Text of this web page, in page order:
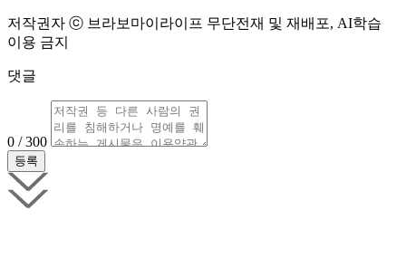
저작권자 ⓒ 브라보마이라이프 무단전재 및 재배포, AI학습
이용 금지
댓글
0 / 300